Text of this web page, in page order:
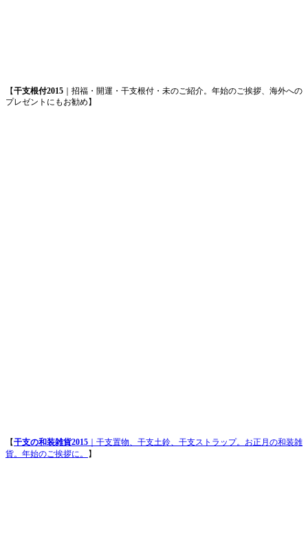
【干支根付2015 ｜招福・開運・干支根付・未のご紹介。年始のご挨拶、海外への
プレゼントにもお勧め】
【干支の和装雑貨2015 ｜干支置物、干支土鈴、干支ストラップ。お正月の和装雑
貨。年始のご挨拶に。 】